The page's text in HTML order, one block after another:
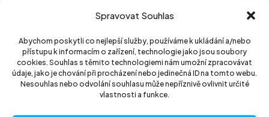
Spravovat Souhlas
Abychom poskytli co nejlepší služby, používáme k ukládání a/nebo
přístupu k informacím o zařízení, technologie jako jsou soubory
cookies. Souhlas s těmito technologiemi nám umožní zpracovávat
údaje, jako je chování při procházení nebo jedinečná ID na tomto webu.
Nesouhlas nebo odvolání souhlasu může nepříznivě ovlivnit určité
vlastnosti a funkce.
130 52 Praha3
Czech Republic
IČ: 14889811